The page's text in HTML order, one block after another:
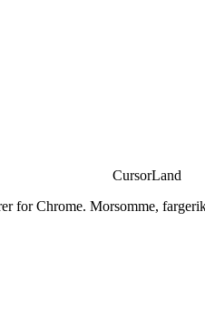
CursorLand
for Chrome. Morsomme,